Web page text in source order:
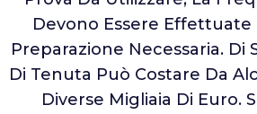
Devono Essere Effettuate
Preparazione Necessaria. Di
Di Tenuta Può Costare Da
Diverse Migliaia Di Euro.